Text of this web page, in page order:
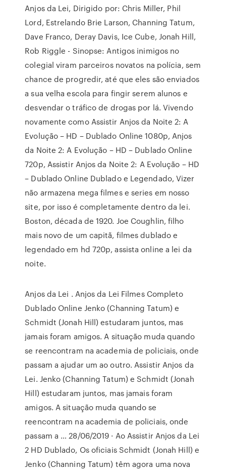
Anjos da Lei, Dirigido por: Chris Miller, Phil
Lord, Estrelando Brie Larson, Channing Tatum,
Dave Franco, Deray Davis, Ice Cube, Jonah Hill,
Rob Riggle - Sinopse: Antigos inimigos no
colegial viram parceiros novatos na polícia, sem
chance de progredir, até que eles são enviados
a sua velha escola para fingir serem alunos e
desvendar o tráfico de drogas por lá. Vivendo
novamente como Assistir Anjos da Noite 2: A
Evolução – HD – Dublado Online 1080p, Anjos
da Noite 2: A Evolução – HD – Dublado Online
720p, Assistir Anjos da Noite 2: A Evolução – HD
– Dublado Online Dublado e Legendado, Vizer
não armazena mega filmes e series em nosso
site, por isso é completamente dentro da lei.
Boston, década de 1920. Joe Coughlin, filho
mais novo de um capitã, filmes dublado e
legendado em hd 720p, assista online a lei da
noite.
Anjos da Lei . Anjos da Lei Filmes Completo
Dublado Online Jenko (Channing Tatum) e
Schmidt (Jonah Hill) estudaram juntos, mas
jamais foram amigos. A situação muda quando
se reencontram na academia de policiais, onde
passam a ajudar um ao outro. Assistir Anjos da
Lei. Jenko (Channing Tatum) e Schmidt (Jonah
Hill) estudaram juntos, mas jamais foram
amigos. A situação muda quando se
reencontram na academia de policiais, onde
passam a … 28/06/2019 · Ao Assistir Anjos da Lei
2 HD Dublado, Os oficiais Schmidt (Jonah Hill) e
Jenko (Channing Tatum) têm agora uma nova